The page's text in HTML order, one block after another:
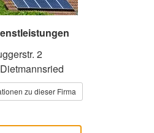
2
zu dieser Firma